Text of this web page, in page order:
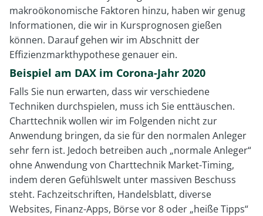
makroökonomische Faktoren hinzu, haben wir genug
Informationen, die wir in Kursprognosen gießen
können. Darauf gehen wir im Abschnitt der
Effizienzmarkthypothese genauer ein.
Beispiel am DAX im Corona-Jahr 2020
Falls Sie nun erwarten, dass wir verschiedene
Techniken durchspielen, muss ich Sie enttäuschen.
Charttechnik wollen wir im Folgenden nicht zur
Anwendung bringen, da sie für den normalen Anleger
sehr fern ist. Jedoch betreiben auch „normale Anleger“
ohne Anwendung von Charttechnik Market-Timing,
indem deren Gefühlswelt unter massiven Beschuss
steht. Fachzeitschriften, Handelsblatt, diverse
Websites, Finanz-Apps, Börse vor 8 oder „heiße Tipps“